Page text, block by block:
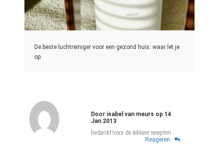
De beste luchtreiniger voor een gezond huis: waar let je
op
Doorisabel van meurs op 14
Jan 2013
bedankt!voor de lekkere recepten.
Reageren